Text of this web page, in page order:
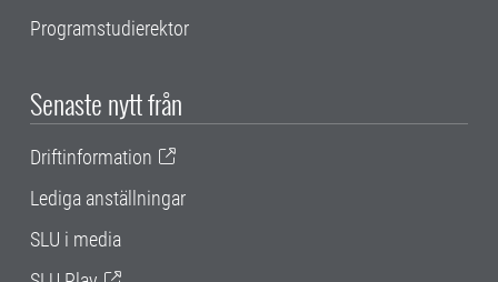
Programstudierektor
Senaste nytt från
Driftinformation
Lediga anställningar
SLU i media